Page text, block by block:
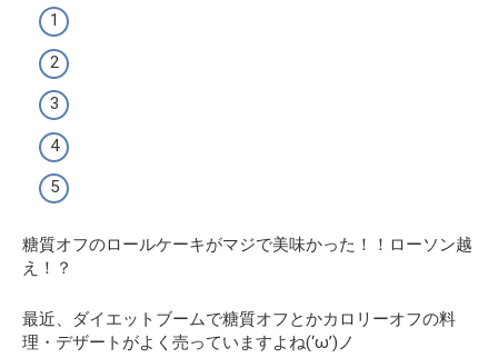
糖質オフのロールケーキがマジで美味かった！！ローソン越
え！？
最近、ダイエットブームで糖質オフとかカロリーオフの料
理・デザートがよく売っていますよね(‘ω’)ノ